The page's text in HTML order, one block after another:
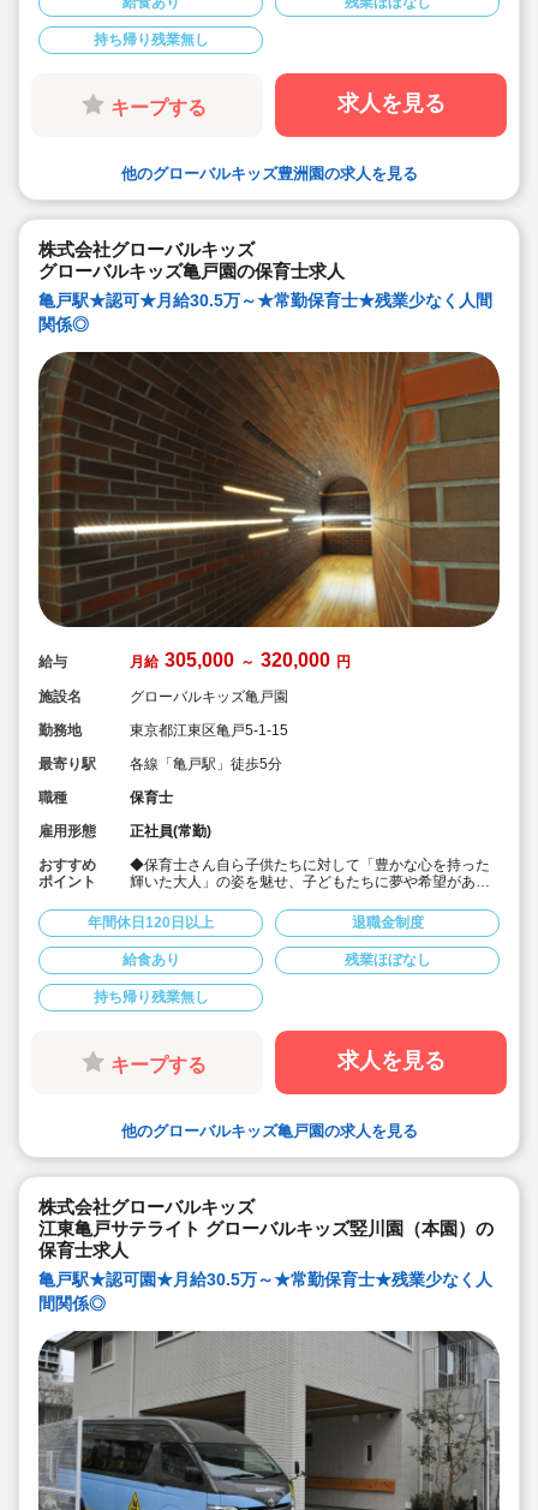
◆会社独自の休暇制度がありますので、独身、既婚者問
わずノビノビと働きやすい環境です。
◆宿舎借上げ制度利用可能です！
◆職員間の人間関係を大事にしています。チーム保育で
新しい仲間も皆でサポート。新卒で不安な方、中途で馴
染めるか不安な方ブランク空けの方、別業種からのキャ
リアチェンジの方！どんな方でもチームでサポートしあ
いながら保育をする環境です
能です！
す！
◆充実の福利厚生、海外研修など腰を据え長く勤務でき
成長し続けられる環境が整っています。
持ち帰り残業無し
キープする 求人を見る
他のグローバルキッズ豊洲園の求人を見る
株式会社グローバルキッズ
グローバルキッズ亀戸園の保育士求人
亀戸駅★認可★月給30.5万～★常勤保育士★残業少なく人間
関係◎
給与 月給 305,000 ～ 320,000 円
施設名
グローバルキッズ亀戸園
勤務地
東京都江東区亀戸5-1-15
最寄り駅
各線「亀戸駅」徒歩5分
職種
保育士
雇用形態
正社員(常勤)
おすすめ
ポイント
◆保育士さん自ら子供たちに対して「豊かな心を持った
輝いた大人」の姿を魅せ、子どもたちに夢や希望がある
◆年間休日125日以上！
◆子育て期間中は時短勤務OK
◆半日有給OKで子育て中の方も働きやすい環境です
◆会社独自の休暇制度がありますので、独身、既婚者問
わずノビノビと働きやすい環境です。
◆宿舎借上げ制度利用可能です！
◆職員間の人間関係を大事にしています。チーム保育で
新しい仲間も皆でサポート。新卒で不安な方、中途で馴
染めるか不安な方ブランク空けの方、別業種からのキャ
リアチェンジの方！どんな方でもチームでサポートしあ
いながら保育をする環境です
◆キャリアアップしていきたい方も大歓迎！挑戦したい
能です！
す！
◆充実の福利厚生、海外研修など腰を据え長く勤務でき
成長し続けられる環境が整っています。
年間休日120日以上 退職金制度
給食あり 残業ほぼなし
持ち帰り残業無し
キープする 求人を見る
他のグローバルキッズ亀戸園の求人を見る
株式会社グローバルキッズ
江東亀戸サテライト グローバルキッズ竪川園（本園）の
保育士求人
亀戸駅★認可園★月給30.5万～★常勤保育士★残業少なく人
間関係◎